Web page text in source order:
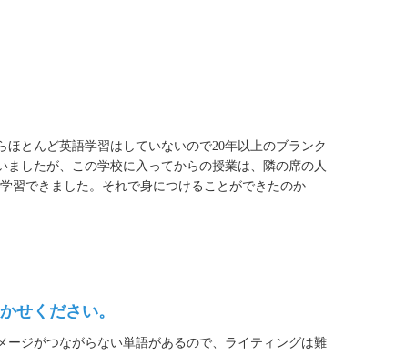
とんど英語学習はしていないので20年以上のブランク
したが、この学校に入ってからの授業は、隣の席の人
習できました。それで身につけることができたのか
せください。
ジがつながらない単語があるので、ライティングは難